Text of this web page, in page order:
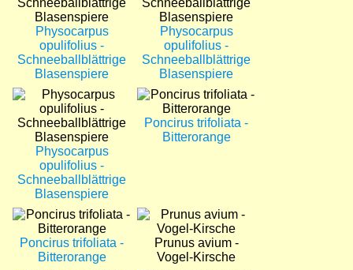
Physocarpus
opulifolius -
Schneeballblättrige
Blasenspiere
Physocarpus
opulifolius -
Schneeballblättrige
Blasenspiere
Bild
Physocarpus
opulifolius -
Schneeballblättrige
Blasenspiere
Bild
Poncirus trifoliata -
Bitterorange
Bild
Poncirus trifoliata -
Bitterorange
Bild
Prunus avium -
Vogel-Kirsche